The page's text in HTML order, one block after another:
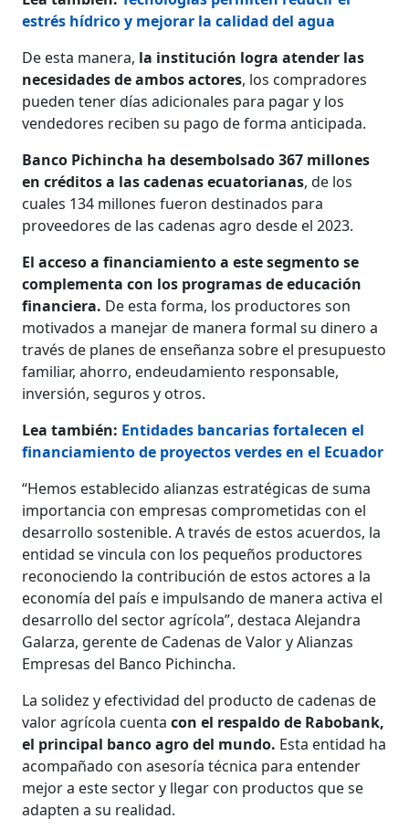
estrés hídrico y mejorar la calidad del agua
De esta manera, la institución logra atender las
necesidades de ambos actores, los compradores
pueden tener días adicionales para pagar y los
vendedores reciben su pago de forma anticipada.
Banco Pichincha ha desembolsado 367 millones
en créditos a las cadenas ecuatorianas, de los
cuales 134 millones fueron destinados para
proveedores de las cadenas agro desde el 2023.
El acceso a financiamiento a este segmento se
complementa con los programas de educación
financiera. De esta forma, los productores son
motivados a manejar de manera formal su dinero a
través de planes de enseñanza sobre el presupuesto
familiar, ahorro, endeudamiento responsable,
inversión, seguros y otros.
Lea también: Entidades bancarias fortalecen el
financiamiento de proyectos verdes en el Ecuador
“Hemos establecido alianzas estratégicas de suma
importancia con empresas comprometidas con el
desarrollo sostenible. A través de estos acuerdos, la
entidad se vincula con los pequeños productores
reconociendo la contribución de estos actores a la
economía del país e impulsando de manera activa el
desarrollo del sector agrícola”, destaca Alejandra
Galarza, gerente de Cadenas de Valor y Alianzas
Empresas del Banco Pichincha.
La solidez y efectividad del producto de cadenas de
valor agrícola cuentacon el respaldo de Rabobank,
el principal banco agro del mundo. Esta entidad ha
acompañado con asesoría técnica para entender
mejor a este sector y llegar con productos que se
adapten a su realidad.